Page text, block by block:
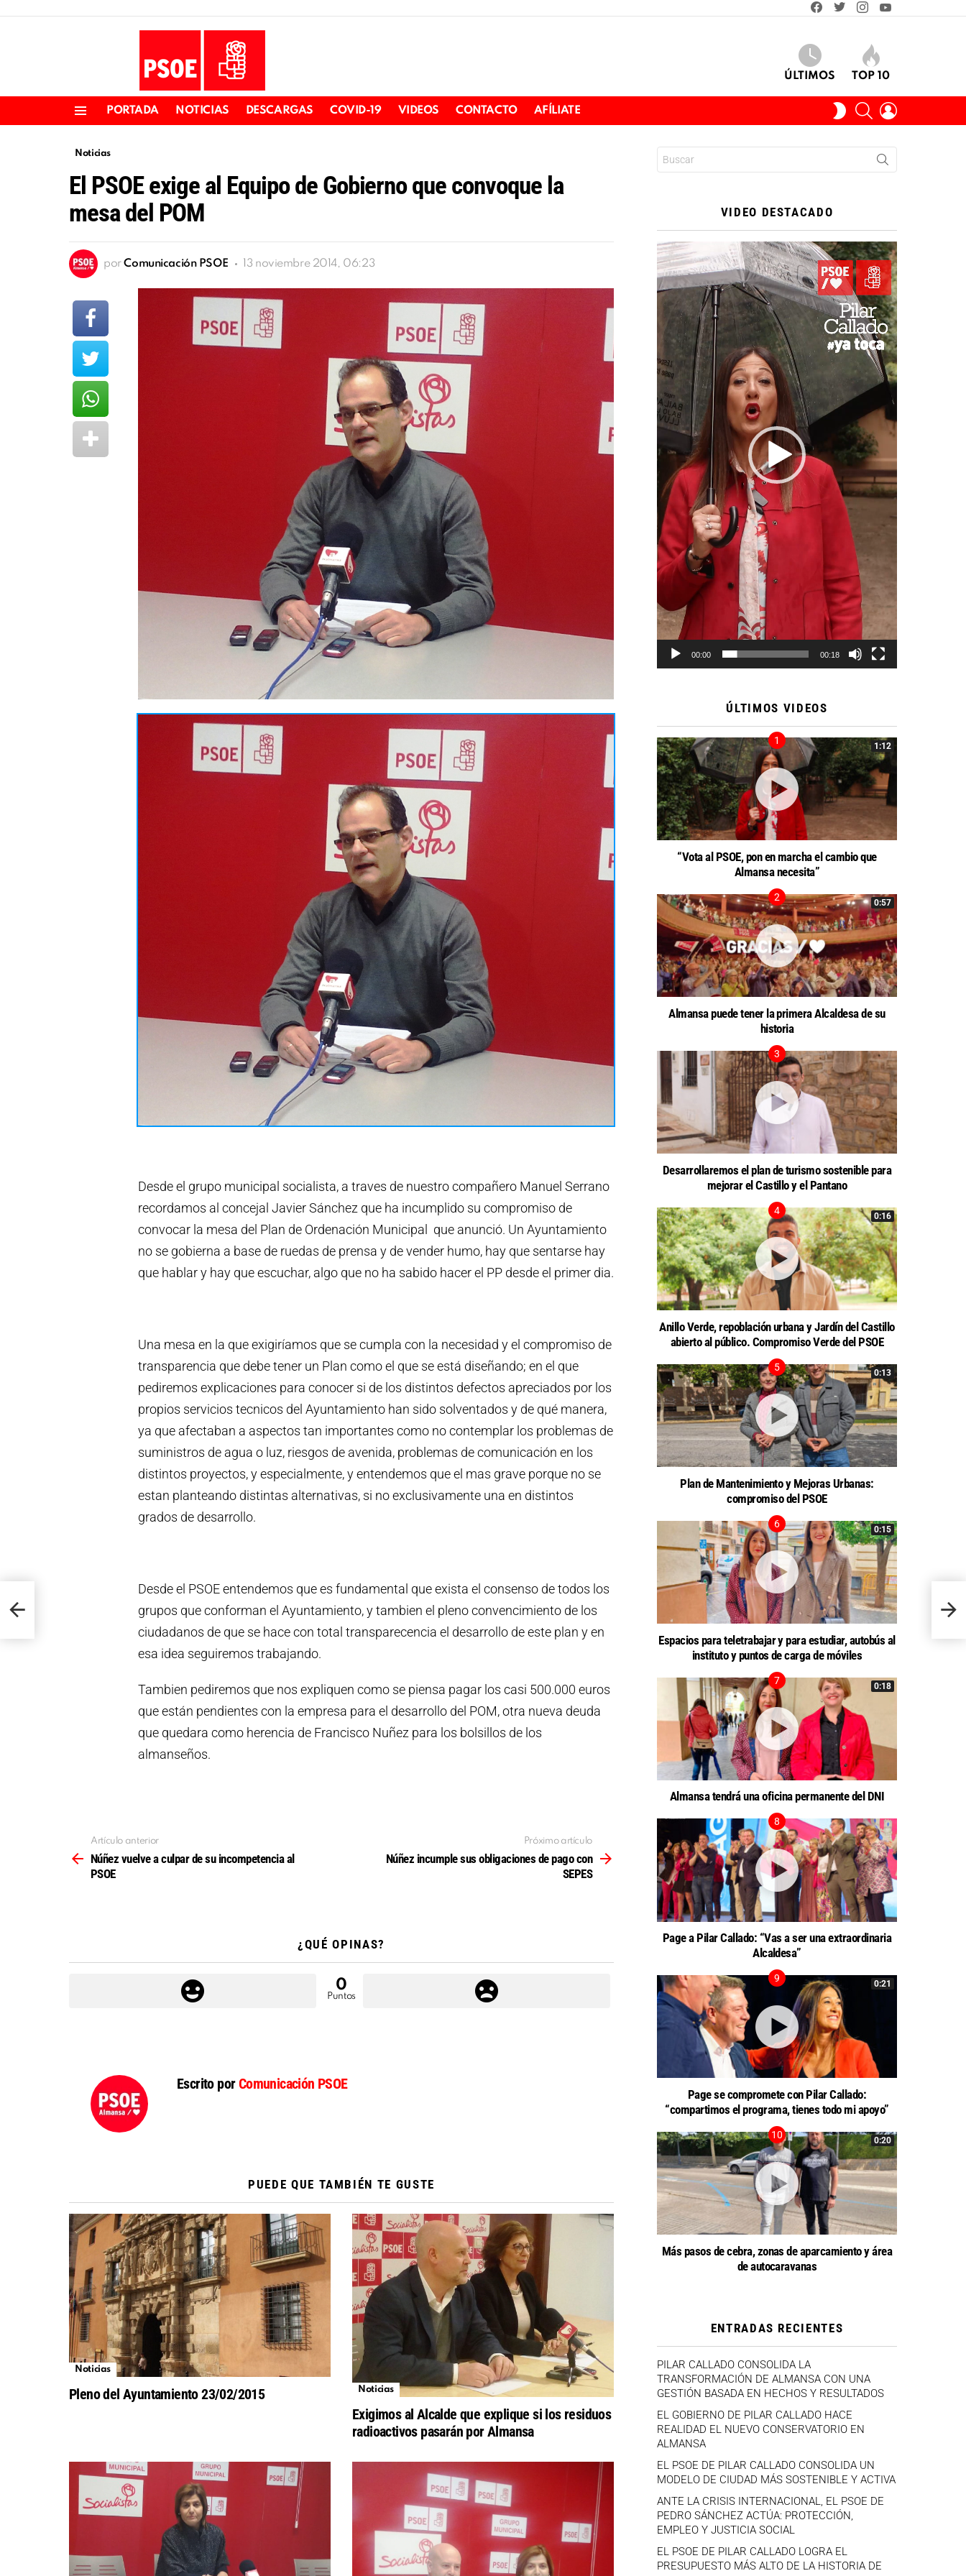
ÚLTIMOS TOP 10
PORTADA NOTICIAS DESCARGAS COVID-19 VIDEOS CONTACTO AFÍLIATE
SWITCH
SKIN
BUSCAR
Noticias
El PSOE exige al Equipo de Gobierno que convoque la
mesa del POM
por Comunicación PSOE 13 noviembre 2014, 06:23
Desde el grupo municipal socialista, a traves de nuestro compañero Manuel Serrano
recordamos al concejal Javier Sánchez que ha incumplido su compromiso de
convocar la mesa del Plan de Ordenación Municipal que anunció. Un Ayuntamiento
no se gobierna a base de ruedas de prensa y de vender humo, hay que sentarse hay
que hablar y hay que escuchar, algo que no ha sabido hacer el PP desde el primer dia.
Una mesa en la que exigiríamos que se cumpla con la necesidad y el compromiso de
transparencia que debe tener un Plan como el que se está diseñando; en el que
pediremos explicaciones para conocer si de los distintos defectos apreciados por los
propios servicios tecnicos del Ayuntamiento han sido solventados y de qué manera,
ya que afectaban a aspectos tan importantes como no contemplar los problemas de
suministros de agua o luz, riesgos de avenida, problemas de comunicación en los
distintos proyectos, y especialmente, y entendemos que el mas grave porque no se
estan planteando distintas alternativas, si no exclusivamente una en distintos
grados de desarrollo.
Desde el PSOE entendemos que es fundamental que exista el consenso de todos los
grupos que conforman el Ayuntamiento, y tambien el pleno convencimiento de los
ciudadanos de que se hace con total transparecencia el desarrollo de este plan y en
esa idea seguiremos trabajando.
Tambien pediremos que nos expliquen como se piensa pagar los casi 500.000 euros
que están pendientes con la empresa para el desarrollo del POM, otra nueva deuda
que quedara como herencia de Francisco Nuñez para los bolsillos de los
almanseños.
más
Artículo anterior
Núñez vuelve a culpar de su incompetencia al
PSOE
Próximo artículo
Núñez incumple sus obligaciones de pago con
SEPES
¿QUÉ OPINAS?
0
Puntos
Escrito porComunicación PSOE
PUEDE QUE TAMBIÉN TE GUSTE
Noticias
Pleno del Ayuntamiento 23/02/2015 Noticias
Exigimos al Alcalde que explique si los residuos
radioactivos pasarán por Almansa
VIDEO DESTACADO
Reproductor
de
vídeo
00:00 00:18
ÚLTIMOS VIDEOS
1:12
“Vota al PSOE, pon en marcha el cambio que
Almansa necesita”
0:57
Almansa puede tener la primera Alcaldesa de su
historia
Desarrollaremos el plan de turismo sostenible para
mejorar el Castillo y el Pantano
0:16
Anillo Verde, repoblación urbana y Jardín del Castillo
abierto al público. Compromiso Verde del PSOE
0:13
Plan de Mantenimiento y Mejoras Urbanas:
compromiso del PSOE
0:15
Espacios para teletrabajar y para estudiar, autobús al
instituto y puntos de carga de móviles
0:18
Almansa tendrá una oficina permanente del DNI
Page a Pilar Callado: “Vas a ser una extraordinaria
Alcaldesa”
0:21
Page se compromete con Pilar Callado:
“compartimos el programa, tienes todo mi apoyo”
0:20
Más pasos de cebra, zonas de aparcamiento y área
de autocaravanas
ENTRADAS RECIENTES
PILAR CALLADO CONSOLIDA LA
TRANSFORMACIÓN DE ALMANSA CON UNA
GESTIÓN BASADA EN HECHOS Y RESULTADOS
EL GOBIERNO DE PILAR CALLADO HACE
REALIDAD EL NUEVO CONSERVATORIO EN
ALMANSA
EL PSOE DE PILAR CALLADO CONSOLIDA UN
MODELO DE CIUDAD MÁS SOSTENIBLE Y ACTIVA
ANTE LA CRISIS INTERNACIONAL, EL PSOE DE
PEDRO SÁNCHEZ ACTÚA: PROTECCIÓN,
EMPLEO Y JUSTICIA SOCIAL
EL PSOE DE PILAR CALLADO LOGRA EL
PRESUPUESTO MÁS ALTO DE LA HISTORIA DE